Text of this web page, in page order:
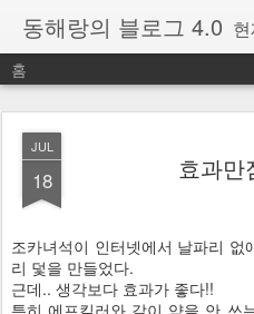
동해랑의 블로그 4.0 현
홈
JUL
18 효과만
조카녀석이 인터넷에서 날파리
리 덫을 만들었다.
근데.. 생각보다 효과가 좋다!!
특히 에프킬러와 같이 약을 안 쓰